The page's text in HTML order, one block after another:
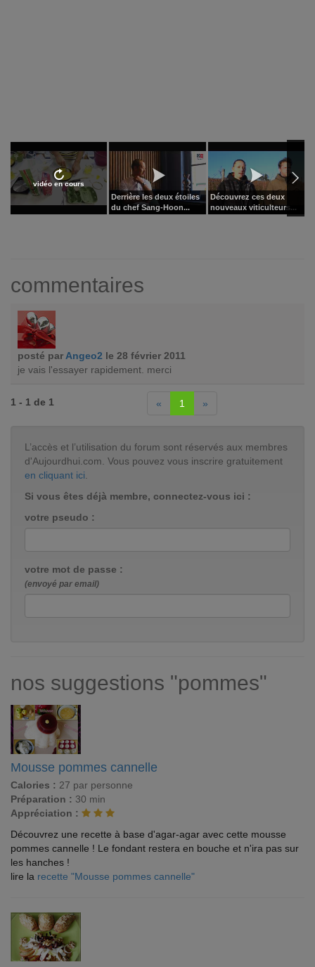
vidéo en cours
Derrière les deux étoiles
du chef Sang-Hoon...
Découvrez ces deux
nouveaux viticulteurs...
commentaires
posté parAngeo2 le 28 février 2011
je vais l'essayer rapidement. merci
1 - 1 de 1 « 1 »
L’accès et l’utilisation du forum sont réservés aux membres
d'Aujourdhui.com. Vous pouvez vous inscrire gratuitement
en cliquant ici.
Si vous êtes déjà membre, connectez-vous ici :
votre pseudo :
votre mot de passe :
(envoyé par email)
nos suggestions "pommes"
Mousse pommes cannelle
Calories : 27 par personne
Préparation : 30 min
Appréciation :
Découvrez une recette à base d'agar-agar avec cette mousse
pommes cannelle ! Le fondant restera en bouche et n'ira pas sur
les hanches !
lire la recette "Mousse pommes cannelle"